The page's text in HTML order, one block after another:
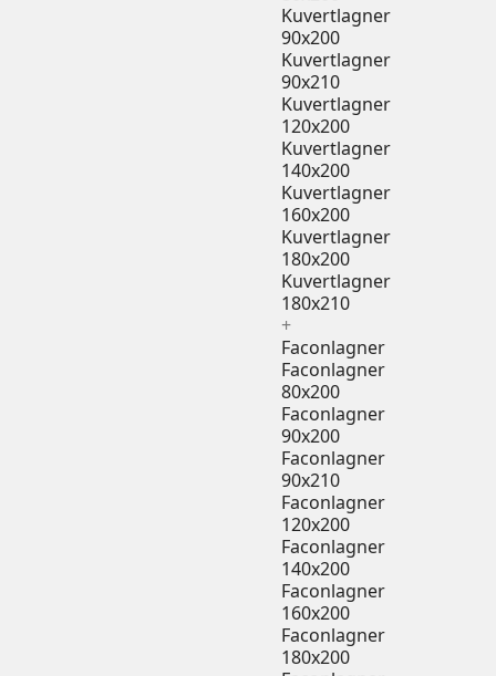
Kuvertlagner
90x200
Kuvertlagner
90x210
Kuvertlagner
120x200
Kuvertlagner
140x200
Kuvertlagner
160x200
Kuvertlagner
180x200
Kuvertlagner
180x210
+
Faconlagner
Faconlagner
80x200
Faconlagner
90x200
Faconlagner
90x210
Faconlagner
120x200
Faconlagner
140x200
Faconlagner
160x200
Faconlagner
180x200